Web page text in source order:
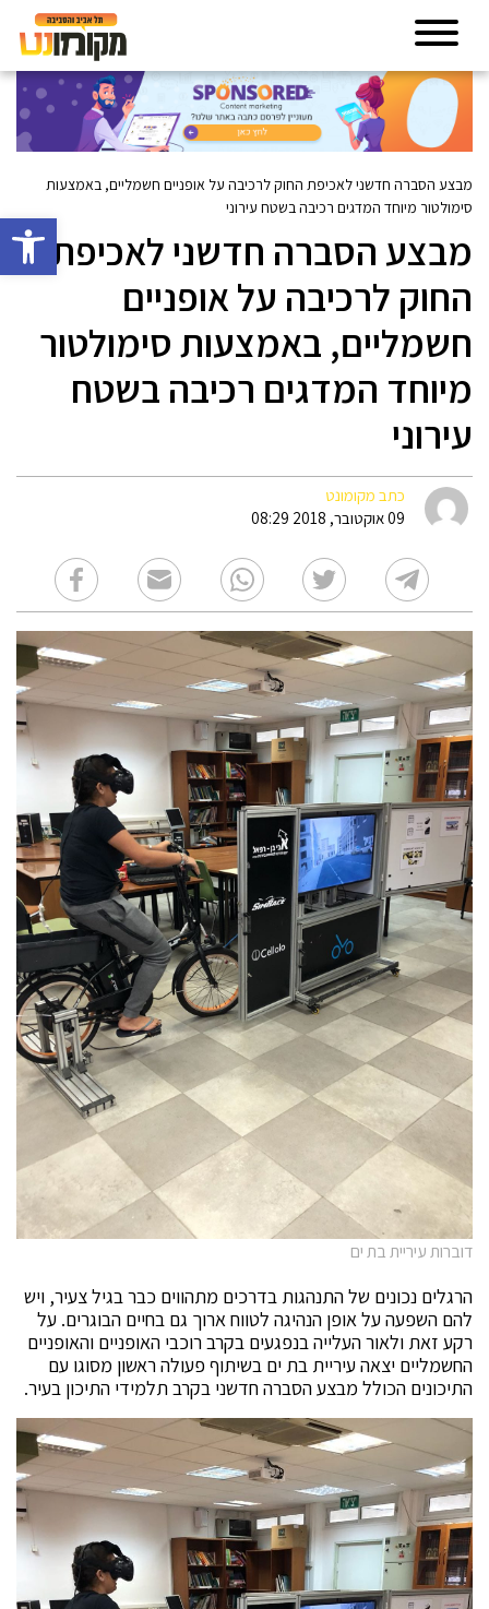
פתח
מבצע הסברה חדשני לאכיפת החוק לרכיבה על אופניים חשמליים, באמצעות
סימולטור מיוחד המדגים רכיבה בשטח עירוני
מבצע הסברה חדשני לאכיפת
החוק לרכיבה על אופניים
חשמליים, באמצעות סימולטור
מיוחד המדגים רכיבה בשטח
עירוני
כתב מקומונט
09 אוקטובר, 2018 08:29
דוברות עיריית בת ים
הרגלים נכונים של התנהגות בדרכים מתהווים כבר בגיל צעיר, ויש
להם השפעה על אופן הנהיגה לטווח ארוך גם בחיים הבוגרים. על
רקע זאת ולאור העלייה בנפגעים בקרב רוכבי האופניים והאופניים
החשמליים יצאה עיריית בת ים בשיתוף פעולה ראשון מסוגו עם
התיכונים הכולל מבצע הסברה חדשני בקרב תלמידי התיכון בעיר.